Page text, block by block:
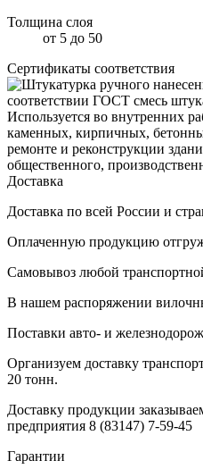
Толщина слоя
от 5 до 50
Сертификаты соответствия
соответствии ГОСТ смесь
Используется во внутренних
каменных, кирпичных,
ремонте и реконструкции
общественного,
Доставка
Доставка по всей России и
Оплаченную продукцию
Самовывоз любой
В нашем распоряжении
Поставки авто- и
Организуем доставку
20 тонн.
Доставку продукции
предприятия 8 (83147) 7-59-45
Гарантии